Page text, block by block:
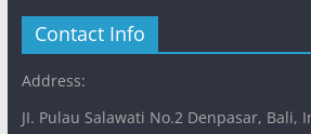
Contact Info
Address:
JI. Pulau Salawati No.2 Denpasar, Bali,